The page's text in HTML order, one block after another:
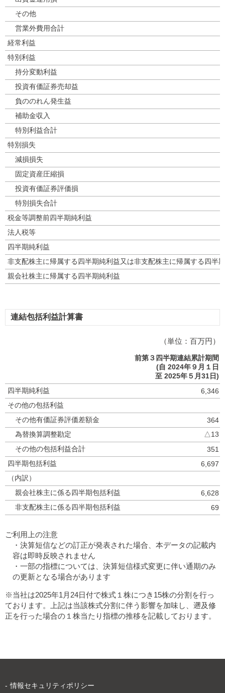
その他
営業外費用合計
経常利益
特別利益
持分変動利益
投資有価証券売却益
負ののれん発生益
補助金収入
特別利益合計
特別損失
減損損失
固定資産圧縮損
投資有価証券評価損
特別損失合計
税金等調整前四半期純利益
法人税等
四半期純利益
非支配株主に帰属する四半期純利益又は非支配株主に帰属する四半
親会社株主に帰属する四半期純利益
連結包括利益計算書
（単位：百万円）
前第３四半期連結累計期間
(自 2024年９月１日
至 2025年５月31日)
四半期純利益
6,346
その他の包括利益
その他有価証券評価差額金
364
為替換算調整勘定
△13
その他の包括利益合計
351
四半期包括利益
6,697
（内訳）
親会社株主に係る四半期包括利益
6,628
非支配株主に係る四半期包括利益
69
ご利用上の注意
決算短信などの訂正が発表された場合、本データの記載内
容は即時反映されません
一部の指標については、決算短信様式変更に伴い通期のみ
の更新となる場合があります
※当社は2025年1月24日付で株式１株につき15株の分割を行っ
ております。上記は当該株式分割に伴う影響を加味し、遡及修
正を行った場合の１株当たり指標の推移を記載しております。
情報セキュリティポリシー